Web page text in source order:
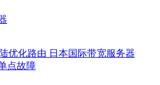
优化路由 日本国际带宽服务器
点故障